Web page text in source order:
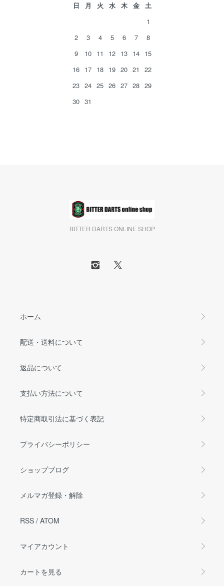
日 月 火 水 木 金
土
1
2
3 4 5 6 7
8
9
10 11 12 13 14 15
16 17 18 19 20 21
22
23 24 25 26 27 28 29
30 31
BITTER DARTS ONLINE SHOP
ホーム
配送・送料について
返品について
支払い方法について
特定商取引法に基づく表記
プライバシーポリシー
ショップブログ
メルマガ登録・解除
RSS / ATOM
マイアカウント
カートを見る